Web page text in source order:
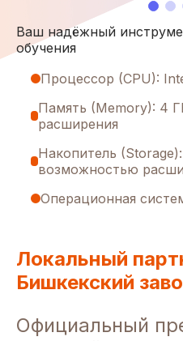
Ваш надёжный
обучения
Процессор (CPU):
Память (Memory): 4
расширения
Накопитель
возможностью
Операционная
Локальный
Бишкекский
Официальный